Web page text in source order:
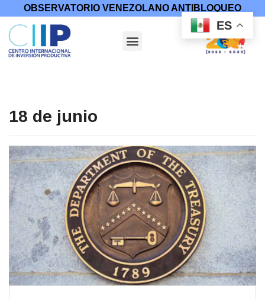
OBSERVATORIO VENEZOLANO ANTIBLOQUEO
18 de junio
ES